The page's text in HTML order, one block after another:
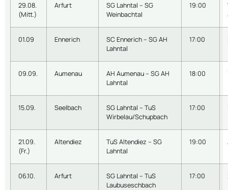
29.08.
(Mitt.)
Arfurt
SG Lahntal – SG
Weinbachtal
19:00
01.09 Ennerich
SC Ennerich – SG AH
Lahntal
17:00
09.09. Aumenau
AH Aumenau – SG AH
Lahntal
18:00
15.09. Seelbach
SG Lahntal – TuS
Wirbelau/Schupbach
17:00
21.09.
(Fr.)
Altendiez
TuS Altendiez – SG
Lahntal
19:00
06.10. Arfurt
SG Lahntal – TuS
Laubuseschbach
17:00